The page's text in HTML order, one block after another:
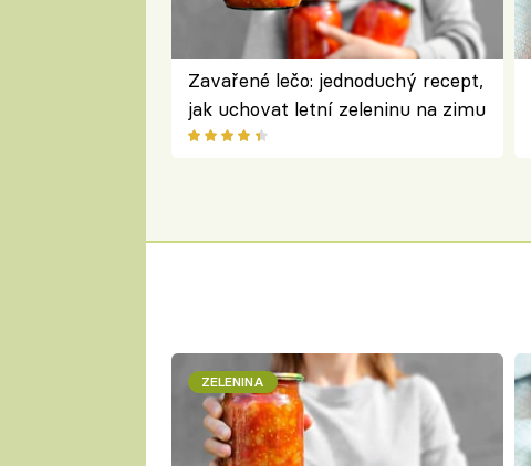
Zavařené lečo: jednoduchý recept,
jak uchovat letní zeleninu na zimu
ZELENINA